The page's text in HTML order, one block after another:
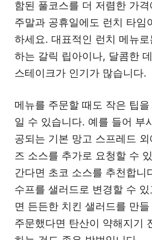
함된 풀코스를 더 저렴한 가
주말과 공휴일에도 런치 타임
하세요. 대표적인 런치 메뉴
하는 갈릭 립아이나, 달콤한
스테이크가 인기가 많습니다.
메뉴를 주문할 때도 작은 팁
일 수 있습니다. 예를 들어 부
공되는 기본 망고 스프레드
즈 소스를 추가로 요청할 수
간다면 초코 소스를 추천합니
수프를 샐러드로 변경할 수
면 든든한 치킨 샐러드를 만
주문했다면 탄산이 약해지기